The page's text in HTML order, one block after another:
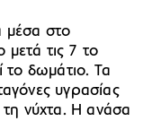
μέσα στο
μετά τις 7 το
δωμάτιο. Τα
υγρασίας
νύχτα. Η ανάσα